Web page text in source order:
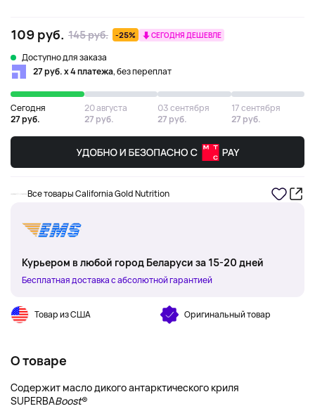
109 руб. 145 руб. -25% СЕГОДНЯ ДЕШЕВЛЕ
Доступно для заказа
27 руб. х 4 платежа, без переплат
Сегодня
27 руб.
20 августа
27 руб.
03 сентября
27 руб.
17 сентября
27 руб.
Все товары California Gold Nutrition
Курьером в любой город Беларуси за 15-20 дней
Бесплатная доставка с абсолютной гарантией
Товар из США Оригинальный товар
О товаре
Содержит масло дикого антарктического криля
SUPERBABoost®